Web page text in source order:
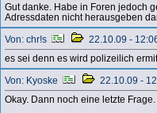
Gut danke. Habe in Foren jedoch
Adressdaten nicht herausgeben
Von: chr!s
22.10.09 -
es sei denn es wird polizeilich
Von: Kyoske
22.10.09 -
Okay. Dann noch eine letzte Frage.